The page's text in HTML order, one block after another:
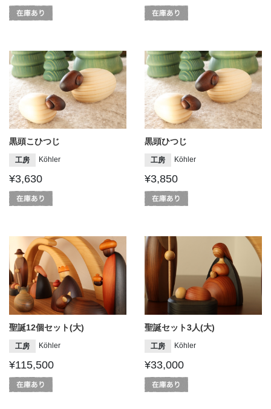
黒頭こひつじ
工房 Köhler
¥3,630
黒頭ひつじ
工房 Köhler
¥3,850
聖誕12個セット(大)
工房 Köhler
¥115,500
聖誕セット3人(大)
工房 Köhler
¥33,000